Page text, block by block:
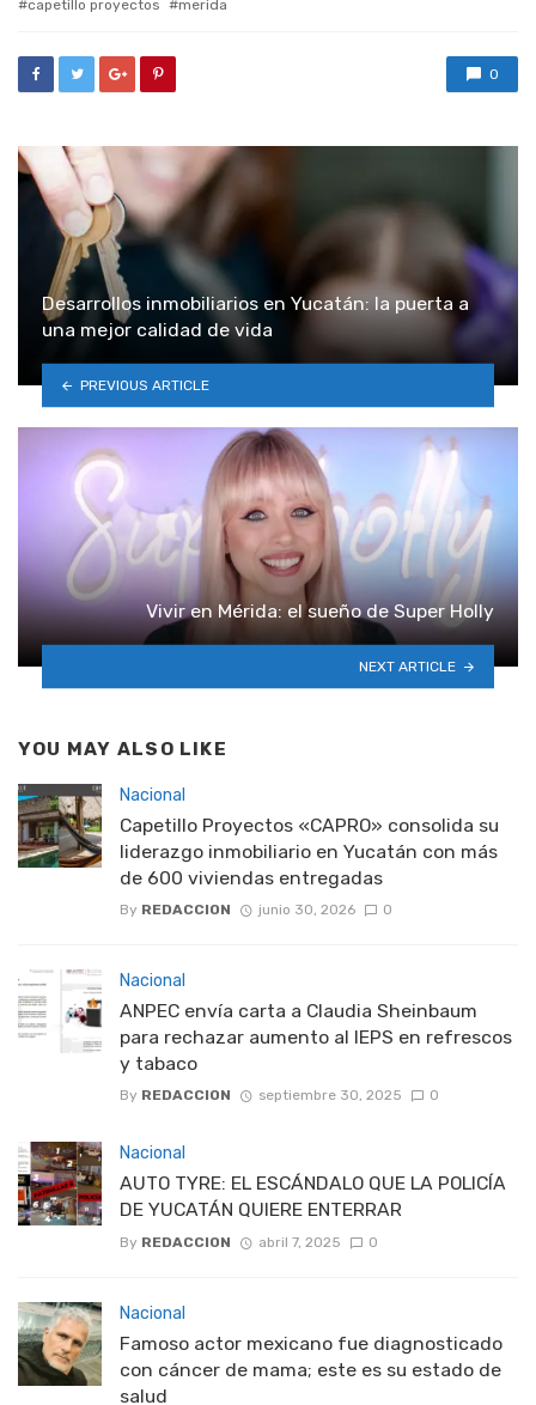
capetillo proyectos merida
0
Desarrollos inmobiliarios en Yucatán: la puerta a
una mejor calidad de vida
PREVIOUS ARTICLE
Vivir en Mérida: el sueño de Super Holly
NEXT ARTICLE
YOU MAY ALSO LIKE
Nacional
Capetillo Proyectos «CAPRO» consolida su
liderazgo inmobiliario en Yucatán con más
de 600 viviendas entregadas
By REDACCION junio 30, 2026 0
Nacional
ANPEC envía carta a Claudia Sheinbaum
para rechazar aumento al IEPS en refrescos
y tabaco
By REDACCION septiembre 30, 2025 0
Nacional
AUTO TYRE: EL ESCÁNDALO QUE LA POLICÍA
DE YUCATÁN QUIERE ENTERRAR
By REDACCION abril 7, 2025 0
Nacional
Famoso actor mexicano fue diagnosticado
con cáncer de mama; este es su estado de
salud